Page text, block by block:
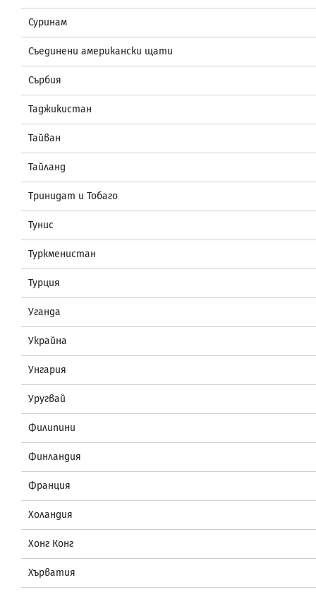
Суринам
Съединени американски щати
Сърбия
Таджикистан
Тайван
Тайланд
Тринидат и Тобаго
Тунис
Туркменистан
Турция
Уганда
Украйна
Унгария
Уругвай
Филипини
Финландия
Франция
Холандия
Хонг Конг
Хърватия